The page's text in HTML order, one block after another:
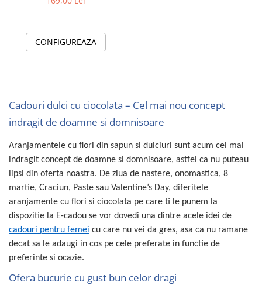
CONFIGUREAZA
Cadouri dulci cu ciocolata – Cel mai nou concept
indragit de doamne si domnisoare
Aranjamentele cu flori din sapun si dulciuri sunt acum cel mai
indragit concept de doamne si domnisoare, astfel ca nu puteau
lipsi din oferta noastra. De ziua de nastere, onomastica, 8
martie, Craciun, Paste sau Valentine’s Day, diferitele
aranjamente cu flori si ciocolata pe care ti le punem la
dispozitie la E-cadou se vor dovedi una dintre acele idei de
cadouri pentru femei cu care nu vei da gres, asa ca nu ramane
decat sa le adaugi in cos pe cele preferate in functie de
preferinte si ocazie.
Ofera bucurie cu gust bun celor dragi